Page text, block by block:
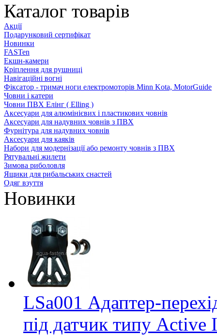
Каталог товарів
Акції
Подарунковий сертифікат
Новинки
FASTen
Екшн-камери
Кріплення для рушниці
Навігаційні вогні
Фіксатор - тримач ноги електромоторів Minn Kota, MotorGuide
Човни і катери
Човни ПВХ Елінг ( Elling )
Аксесуари для алюмінієвих і пластикових човнів
Аксесуари для надувних човнів з ПВХ
Фурнітура для надувних човнів
Аксесуари для каяків
Набори для модернізації або ремонту човнів з ПВХ
Рятувальні жилети
Зимова риболовля
Ящики для рибальських снастей
Одяг взуття
Новинки
LSa001 Адаптер-
під датчик типу Active